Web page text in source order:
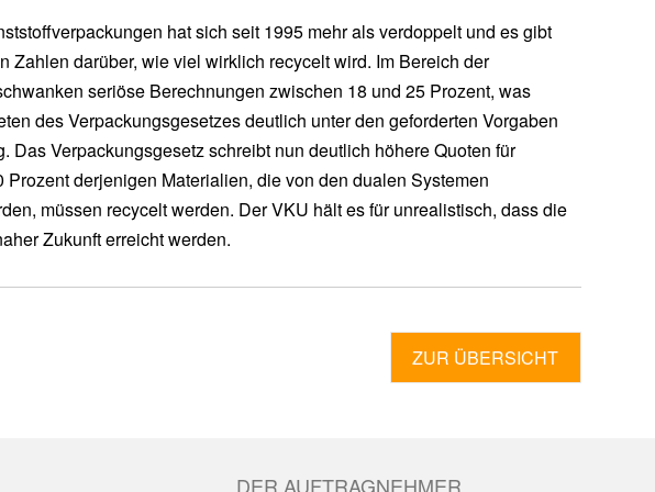
hat sich seit 1995 mehr als verdoppelt und es gibt
Zahlen darüber, wie viel wirklich recycelt wird. Im Bereich der
seriöse Berechnungen zwischen 18 und 25 Prozent, was
des Verpackungsgesetzes deutlich unter den geforderten Vorgaben
Das Verpackungsgesetz schreibt nun deutlich höhere Quoten für
Prozent derjenigen Materialien, die von den dualen Systemen
müssen recycelt werden. Der VKU hält es für unrealistisch, dass die
Zukunft erreicht werden.
ZUR ÜBERSICHT
DER AUFTRAGNEHMER.